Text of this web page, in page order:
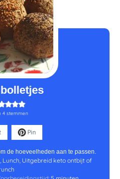
4 stemmen
Pin
de hoeveelheden aan te passen.
Uitgebreid keto ontbijt of